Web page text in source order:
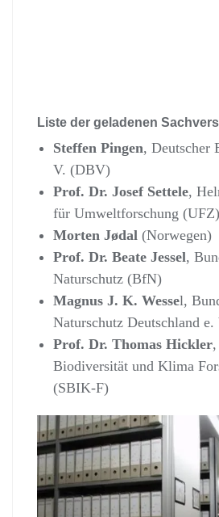
Liste der geladenen
Steffen Pingen, Deutscher
V. (DBV)
Prof. Dr. Josef Settele,
für Umweltforschung (UFZ)
Morten Jødal (Norwegen)
Prof. Dr. Beate Jessel,
Naturschutz (BfN)
Magnus J. K. Wessel,
Naturschutz Deutschland
Prof. Dr. Thomas Hickler
Biodiversität und Klima
(SBIK-F)